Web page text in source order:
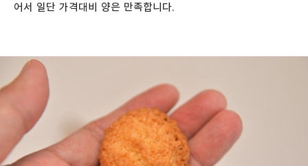
어서 일단 가격대비 양은 만족합니다.